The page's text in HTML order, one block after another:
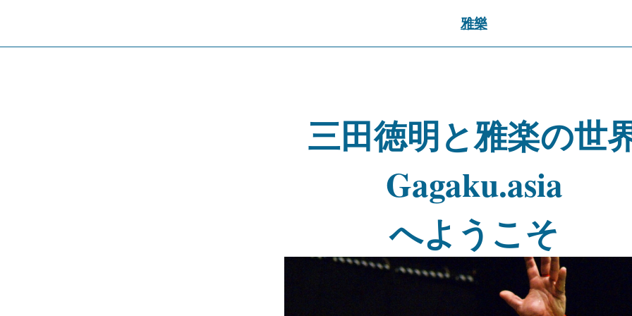
雅樂
三田徳明と雅楽の世
Gagaku.asia
へようこそ